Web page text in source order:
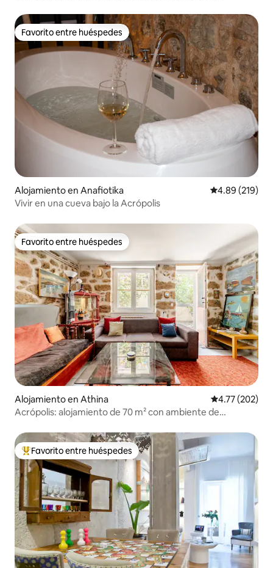
Favorito entre huéspedes
Favorito entre huéspedes
Alojamiento en Anafiotika Calificación
4.89 (219)
Vivir en una cueva bajo la Acrópolis
Favorito entre huéspedes
Favorito entre huéspedes
Alojamiento en Athina Calificación
4.77 (202)
Acrópolis: alojamiento de 70 m² con ambiente de
Favorito entre huéspedes preferido
Favorito entre huéspedes